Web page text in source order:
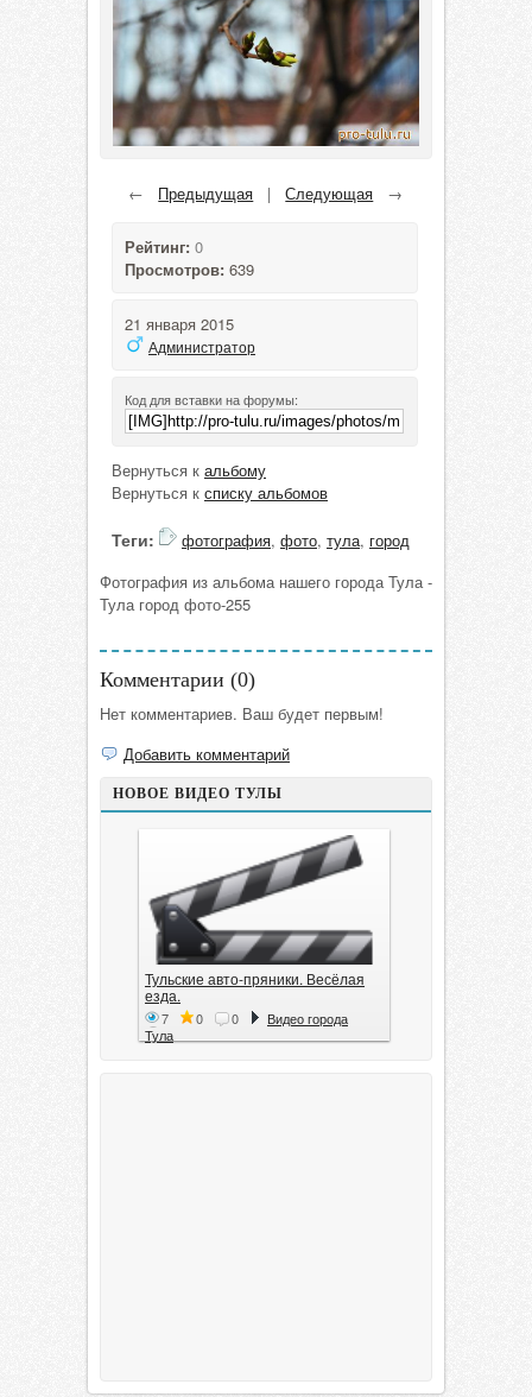
← Предыдущая |Следующая →
Рейтинг: 0
Просмотров: 639
21 января 2015
Администратор
Код для вставки на форумы:
Вернуться к альбому
Вернуться к списку альбомов
Теги: фотография, фото, тула, город
Фотография из альбома нашего города Тула -
Тула город фото-255
Комментарии (0)
Нет комментариев. Ваш будет первым!
Добавить комментарий
НОВОЕ ВИДЕО ТУЛЫ
Тульские авто-пряники. Весёлая
езда.
7 0 0
Видео города
Тула